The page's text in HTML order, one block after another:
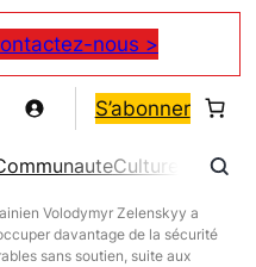
nous >
S’abonner
Culture
Volodymyr Zelenskyy a
davantage de la sécurité
sans soutien, suite aux